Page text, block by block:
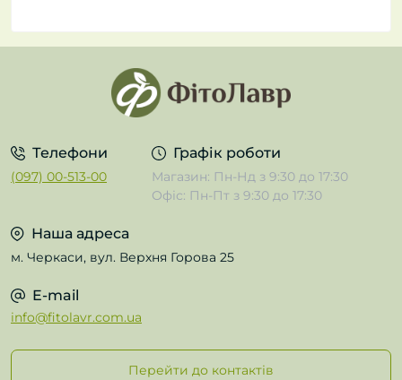
Телефони
(097) 00-513-00
Графік роботи
Магазин: Пн-Нд з 9:30 до 17:30
Офіс: Пн-Пт з 9:30 до 17:30
Наша адреса
м. Черкаси, вул. Верхня Горова 25
E-mail
info@fitolavr.com.ua
Перейти до контактів